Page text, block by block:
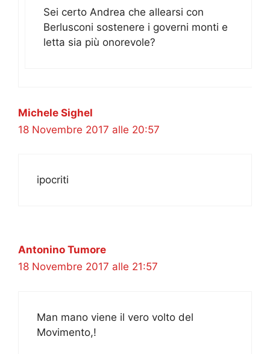
Sei certo Andrea che allearsi con
Berlusconi sostenere i governi monti e
letta sia più onorevole?
Michele Sighel
18 Novembre 2017 alle 20:57
ipocriti
Antonino Tumore
18 Novembre 2017 alle 21:57
Man mano viene il vero volto del
Movimento,!